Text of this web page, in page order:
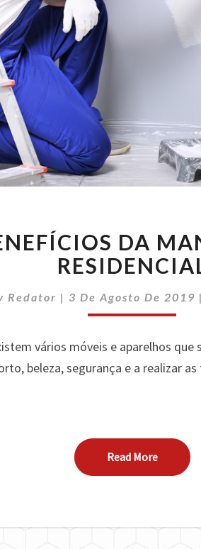
DA
DA
Redator | 3 De Agosto De 2019 |
vários móveis e aparelhos que
beleza, segurança e a realizar
Read MoreRead More